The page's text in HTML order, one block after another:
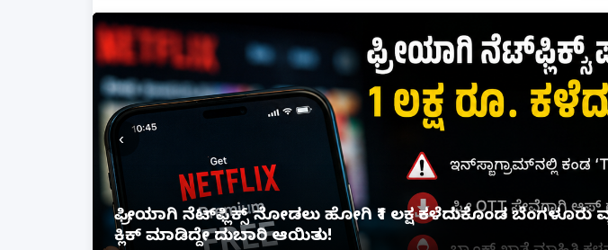
ದಹನ, ಹಲವರಿಗೆ ಗಂಭೀರ
ಪತ್ನಿಗೆ ಕೈಕೊಟ್ಟ ಭೂಪ ಅತ್ತೆಯನ್ನು ವಿವಾಹವಾದ
‹